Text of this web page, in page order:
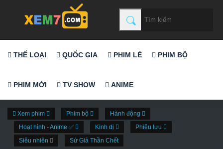
THỂ LOẠI QUỐC GIA PHIM LẺ PHIM BỘ
PHIM MỚI TV SHOW ANIME
Xem phim Phim bộ
Hành động
Hoạt hình - Anime ✅
Kinh dị
Phiêu lưu
Siêu nhiên
Sứ Giả Thần Chết